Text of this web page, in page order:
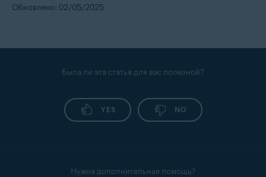
Обновлено: 02/05/2025
Была ли эта статья для вас полезной?
YES NO
Нужна дополнительная помощь?